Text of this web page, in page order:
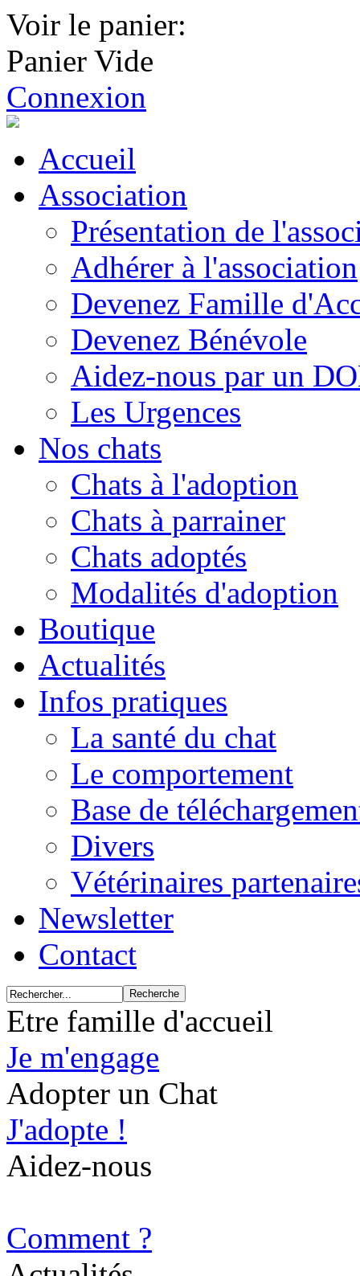
Voir le panier:
Panier Vide
Connexion
Accueil
Association
Présentation de
Adhérer à l'association
Devenez Famille
Devenez Bénévole
Aidez-nous par un
Les Urgences
Nos chats
Chats à l'adoption
Chats à parrainer
Chats adoptés
Modalités d'adoption
Boutique
Actualités
Infos pratiques
La santé du chat
Le comportement
Base de
Divers
Vétérinaires
Newsletter
Contact
Etre famille d'accueil
Je m'engage
Adopter un Chat
J'adopte !
Aidez-nous
Comment ?